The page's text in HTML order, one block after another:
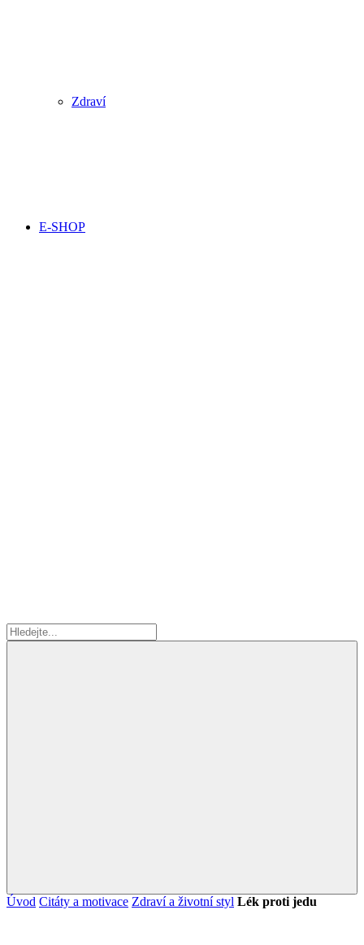
Zdraví
E-SHOP
Úvod Citáty a motivace Zdraví a životní styl Lék proti jedu